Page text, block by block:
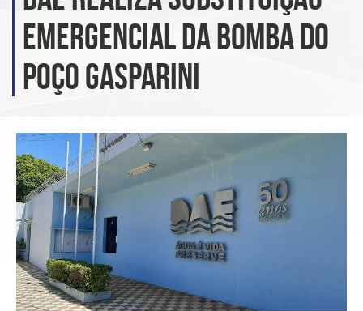
emergencial da bomba do
poço Gasparini